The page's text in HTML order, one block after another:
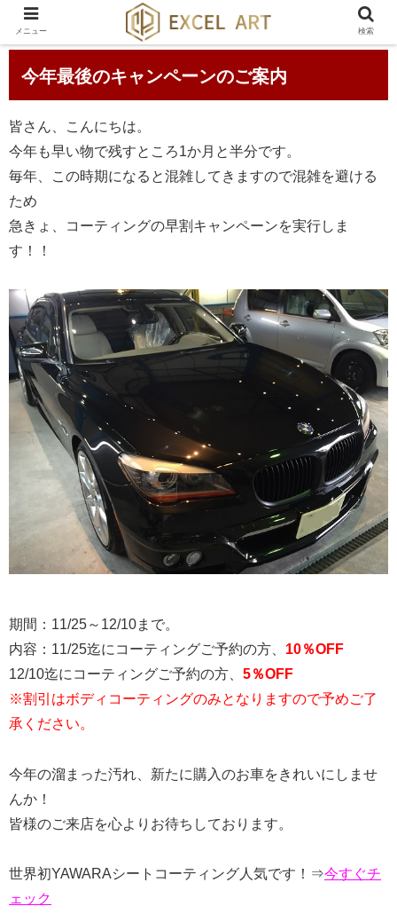
今年最後のキャンペーンのご案内
皆さん、こんにちは。
今年も早い物で残すところ1か月と半分です。
毎年、この時期になると混雑してきますので混雑を避ける
ため
急きょ、コーティングの早割キャンペーンを実行しま
す！！
期間：11/25～12/10まで。
内容：11/25迄にコーティングご予約の方、 10％OFF
12/10迄にコーティングご予約の方、 5％OFF
※割引はボディコーティングのみとなりますので予めご了
承ください。
今年の溜まった汚れ、新たに購入のお車をきれいにしませ
んか！
皆様のご来店を心よりお待ちしております。
世界初YAWARAシートコーティング人気です！⇒今すぐチ
ェック
メニュー 検索